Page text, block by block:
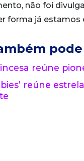
não foi
forma já estamos
reúne
reúne